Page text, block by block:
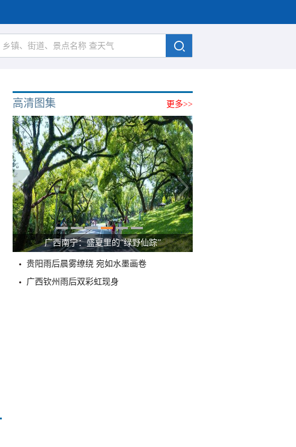
更多>>
高清图集
广西南宁：盛夏里的“绿野仙踪”
贵阳雨后晨雾缭绕 宛如水墨画卷
广西钦州雨后双彩虹现身